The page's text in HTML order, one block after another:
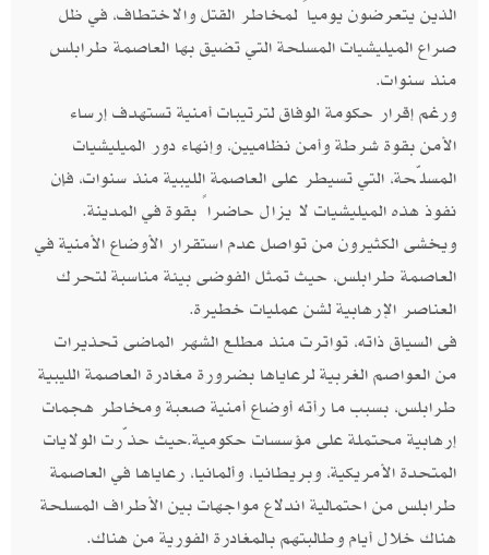
الذين يتعرضون يومياً لمخاطر القتل والاختطاف، في ظل
صراع الميليشيات المسلحة التي تضيق بها العاصمة طرابلس
منذ سنوات.
ورغم إقرار حكومة الوفاق لترتيبات أمنية تستهدف إرساء
الأمن بقوة شرطة وأمن نظاميين، وإنهاء دور الميليشيات
المسلّحة، التي تسيطر على العاصمة الليبية منذ سنوات، فإن
نفوذ هذه الميليشيات لا يزال حاضراً بقوة في المدينة.
ويخشى الكثيرون من تواصل عدم استقرار الأوضاع الأمنية في
العاصمة طرابلس، حيث تمثل الفوضى بيئة مناسبة لتحرك
العناصر الإرهابية لشن عمليات خطيرة.
فى السياق ذاته، تواترت منذ مطلع الشهر الماضى تحذيرات
من العواصم الغربية لرعاياها بضرورة مغادرة العاصمة الليبية
طرابلس، بسبب ما رأته أوضاع أمنية صعبة ومخاطر هجمات
إرهابية محتملة على مؤسسات حكومية.حيث حذّرت الولايات
المتحدة الأمريكية، وبريطانيا، وألمانيا، رعاياها في العاصمة
طرابلس من احتمالية اندلاع مواجهات بين الأطراف المسلحة
هناك خلال أيام وطالبتهم بالمغادرة الفورية من هناك.